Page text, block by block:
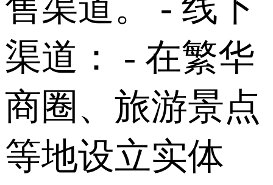
售渠道。 - 线下
渠道： - 在繁华
商圈、旅游景点
等地设立实体